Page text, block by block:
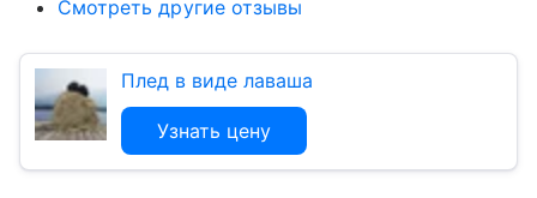
Смотреть другие отзывы
Плед в виде лаваша
Узнать цену